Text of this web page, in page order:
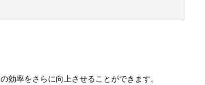
効率をさらに向上させることができます。